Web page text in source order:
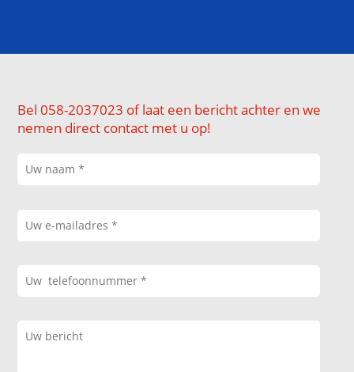
Bel 058-2037023 of laat een bericht achter en we
nemen direct contact met u op!